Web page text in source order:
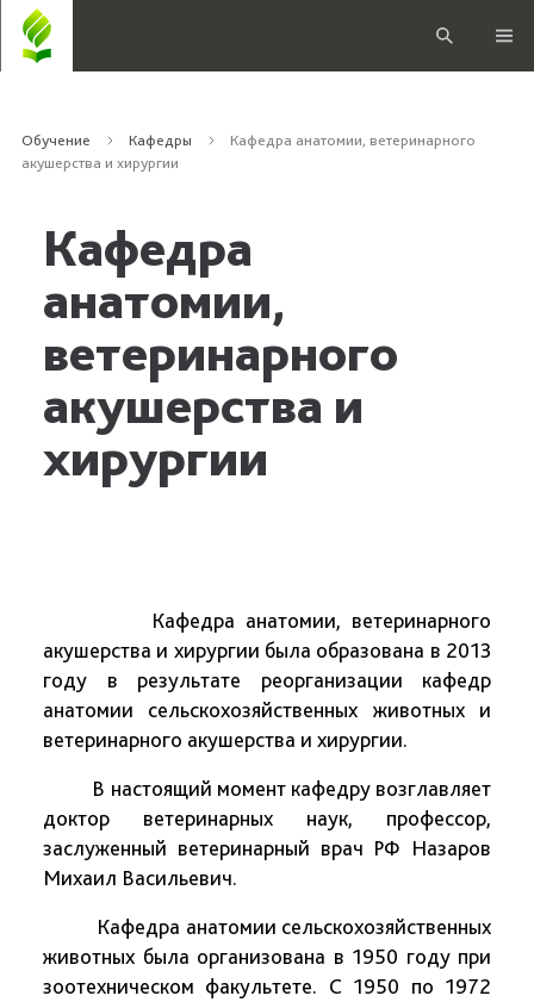
Обучение Кафедры
Кафедра анатомии, ветеринарного
акушерства и хирургии
Кафедра
анатомии,
ветеринарного
акушерства и
хирургии
Кафедра анатомии, ветеринарного
акушерства и хирургии была образована в 2013
году в результате реорганизации кафедр
анатомии сельскохозяйственных животных и
ветеринарного акушерства и хирургии.
В настоящий момент кафедру возглавляет
доктор ветеринарных наук, профессор,
заслуженный ветеринарный врач РФ Назаров
Михаил Васильевич.
Кафедра анатомии сельскохозяйственных
животных была организована в 1950 году при
зоотехническом факультете. С 1950 по 1972